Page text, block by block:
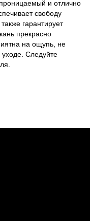
и отлично
свободу
гарантирует
прекрасно
на ощупь, не
уходе. Следуйте